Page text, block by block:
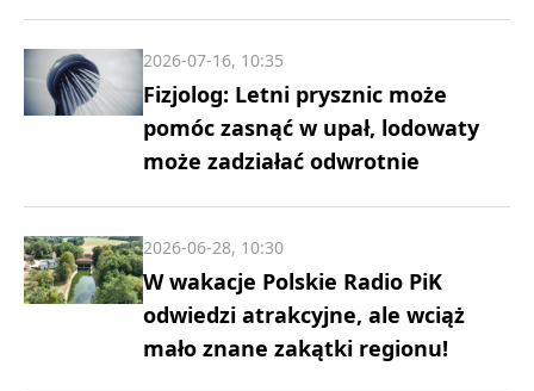
Fizjolog: Letni prysznic może
pomóc zasnąć w upał, lodowaty
może zadziałać odwrotnie
2026-07-16, 10:35
W wakacje Polskie Radio PiK
odwiedzi atrakcyjne, ale wciąż
mało znane zakątki regionu!
2026-06-28, 10:30